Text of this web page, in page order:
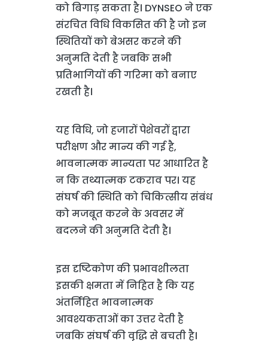
को बिगाड़ सकता है। DYNSEO ने एक
संरचित विधि विकसित की है जो इन
स्थितियों को बेअसर करने की
अनुमति देती है जबकि सभी
प्रतिभागियों की गरिमा को बनाए
रखती है।
यह विधि, जो हजारों पेशेवरों द्वारा
परीक्षण और मान्य की गई है,
भावनात्मक मान्यता पर आधारित है
न कि तथ्यात्मक टकराव पर। यह
संघर्ष की स्थिति को चिकित्सीय संबंध
को मजबूत करने के अवसर में
बदलने की अनुमति देती है।
इस दृष्टिकोण की प्रभावशीलता
इसकी क्षमता में निहित है कि यह
अंतर्निहित भावनात्मक
आवश्यकताओं का उत्तर देती है
जबकि संघर्ष की वृद्धि से बचती है।